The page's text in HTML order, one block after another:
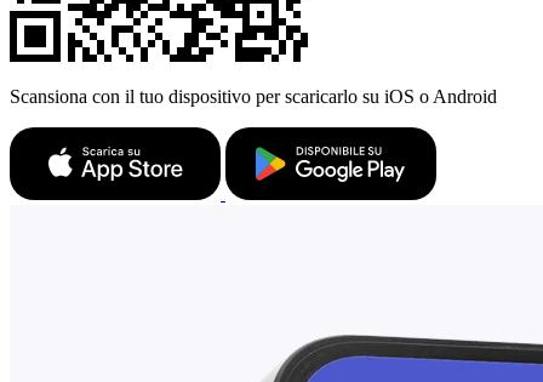
Scansiona con il tuo dispositivo per scaricarlo su iOS o Android